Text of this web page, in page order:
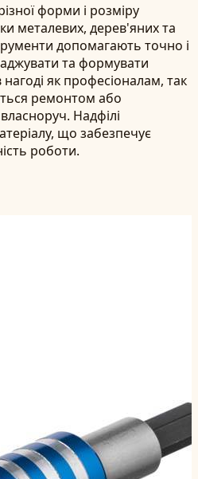
форми і розміру
металевих, дерев'яних та
допомагають точно і
та формувати
як професіоналам, так
ремонтом або
Надфілі
що забезпечує
роботи.